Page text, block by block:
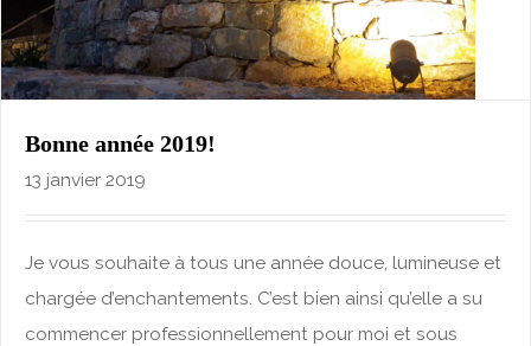
Bonne année 2019!
13 janvier 2019
Je vous souhaite à tous une année douce, lumineuse et
chargée d’enchantements. C’est bien ainsi qu’elle a su
commencer professionnellement pour moi et sous